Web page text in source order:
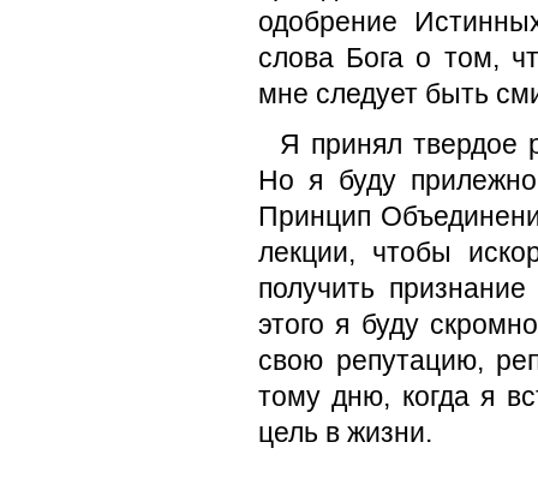
одобрение
слова Бога о том,
мне следует быть
Я принял твердое
Но я буду
Принцип
лекции, чтобы
получить
этого я буду
свою репутацию,
тому дню, когда я
цель в жизни.